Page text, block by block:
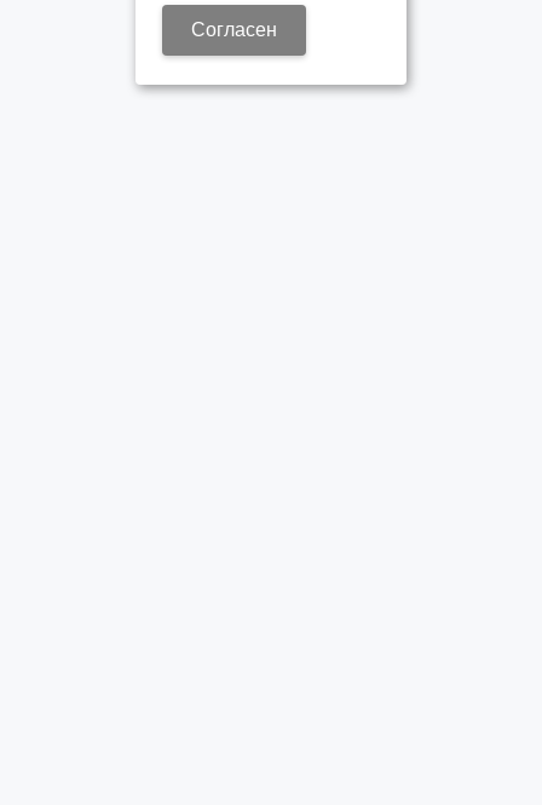
Согласен